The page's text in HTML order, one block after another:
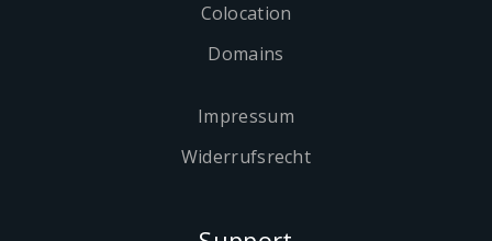
Colocation
Domains
Impressum
Widerrufsrecht